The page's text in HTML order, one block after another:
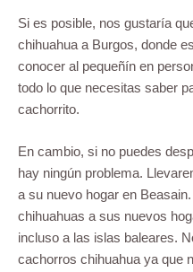
Si es posible, nos gustaría
chihuahua a Burgos, donde
conocer al pequeñín en
todo lo que necesitas saber
cachorrito.
En cambio, si no puedes
hay ningún problema.
a su nuevo hogar en
chihuahuas a sus nuevos
incluso a las islas baleares.
cachorros chihuahua ya que